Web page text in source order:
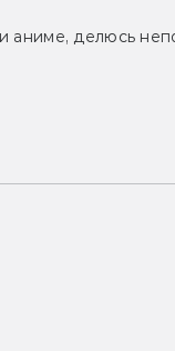
аниме, делюсь